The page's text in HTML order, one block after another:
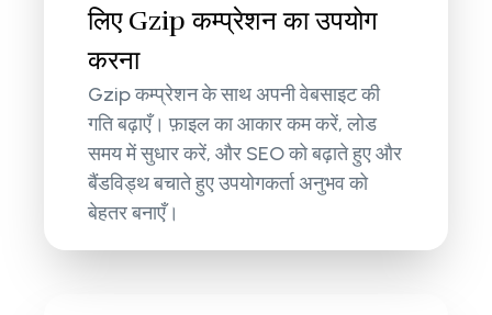
लिए Gzip कम्प्रेशन का उपयोग
करना
Gzip कम्प्रेशन के साथ अपनी वेबसाइट की
गति बढ़ाएँ। फ़ाइल का आकार कम करें, लोड
समय में सुधार करें, और SEO को बढ़ाते हुए और
बैंडविड्थ बचाते हुए उपयोगकर्ता अनुभव को
बेहतर बनाएँ।